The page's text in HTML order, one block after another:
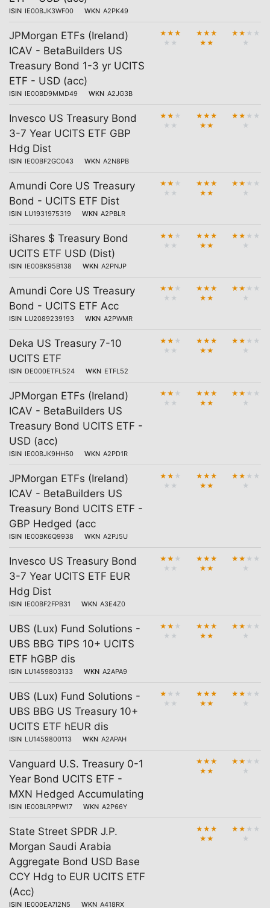
ISIN IE00BJK3WF00 WKN A2PK49
JPMorgan ETFs (Ireland)
ICAV - BetaBuilders US
Treasury Bond 1-3 yr UCITS
ETF - USD (acc)
ISIN IE00BD9MMD49 WKN A2JG3B
★ ★ ★
★ ★
★ ★ ★
★ ★
★ ★ ★ ★
★
Invesco US Treasury Bond
3-7 Year UCITS ETF GBP
Hdg Dist
ISIN IE00BF2GC043 WKN A2N8PB
★ ★ ★
★ ★
★ ★ ★
★ ★
★ ★ ★ ★
★
Amundi Core US Treasury
Bond - UCITS ETF Dist
ISIN LU1931975319 WKN A2PBLR
★ ★ ★
★ ★
★ ★ ★
★ ★
★ ★ ★ ★
★
iShares $ Treasury Bond
UCITS ETF USD (Dist)
ISIN IE00BK95B138 WKN A2PNJP
★ ★ ★
★ ★
★ ★ ★
★ ★
★ ★ ★ ★
★
Amundi Core US Treasury
Bond - UCITS ETF Acc
ISIN LU2089239193 WKN A2PWMR
★ ★ ★
★ ★
★ ★ ★
★ ★
★ ★ ★ ★
★
Deka US Treasury 7-10
UCITS ETF
ISIN DE000ETFL524 WKN ETFL52
★ ★ ★
★ ★
★ ★ ★
★ ★
★ ★ ★ ★
★
JPMorgan ETFs (Ireland)
ICAV - BetaBuilders US
Treasury Bond UCITS ETF -
USD (acc)
ISIN IE00BJK9HH50 WKN A2PD1R
★ ★ ★
★ ★
★ ★ ★
★ ★
★ ★ ★ ★
★
JPMorgan ETFs (Ireland)
ICAV - BetaBuilders US
Treasury Bond UCITS ETF -
GBP Hedged (acc
ISIN IE00BK6Q9938 WKN A2PJ5U
★ ★ ★
★ ★
★ ★ ★
★ ★
★ ★ ★ ★
★
Invesco US Treasury Bond
3-7 Year UCITS ETF EUR
Hdg Dist
ISIN IE00BF2FPB31 WKN A3E4Z0
★ ★ ★
★ ★
★ ★ ★
★ ★
★ ★ ★ ★
★
UBS (Lux) Fund Solutions -
UBS BBG TIPS 10+ UCITS
ETF hGBP dis
ISIN LU1459803133 WKN A2APA9
★ ★ ★
★ ★
★ ★ ★
★ ★
★ ★ ★ ★
★
UBS (Lux) Fund Solutions -
UBS BBG US Treasury 10+
UCITS ETF hEUR dis
ISIN LU1459800113 WKN A2APAH
★ ★ ★
★ ★
★ ★ ★
★ ★
★ ★ ★ ★
★
Vanguard U.S. Treasury 0-1
Year Bond UCITS ETF -
MXN Hedged Accumulating
ISIN IE00BLRPPW17 WKN A2P66Y
★ ★ ★
★ ★
★ ★ ★ ★
★
State Street SPDR J.P.
Morgan Saudi Arabia
Aggregate Bond USD Base
CCY Hdg to EUR UCITS ETF
(Acc)
ISIN IE000EA7I2N5 WKN A418RX
★ ★ ★
★ ★
★ ★ ★ ★
★